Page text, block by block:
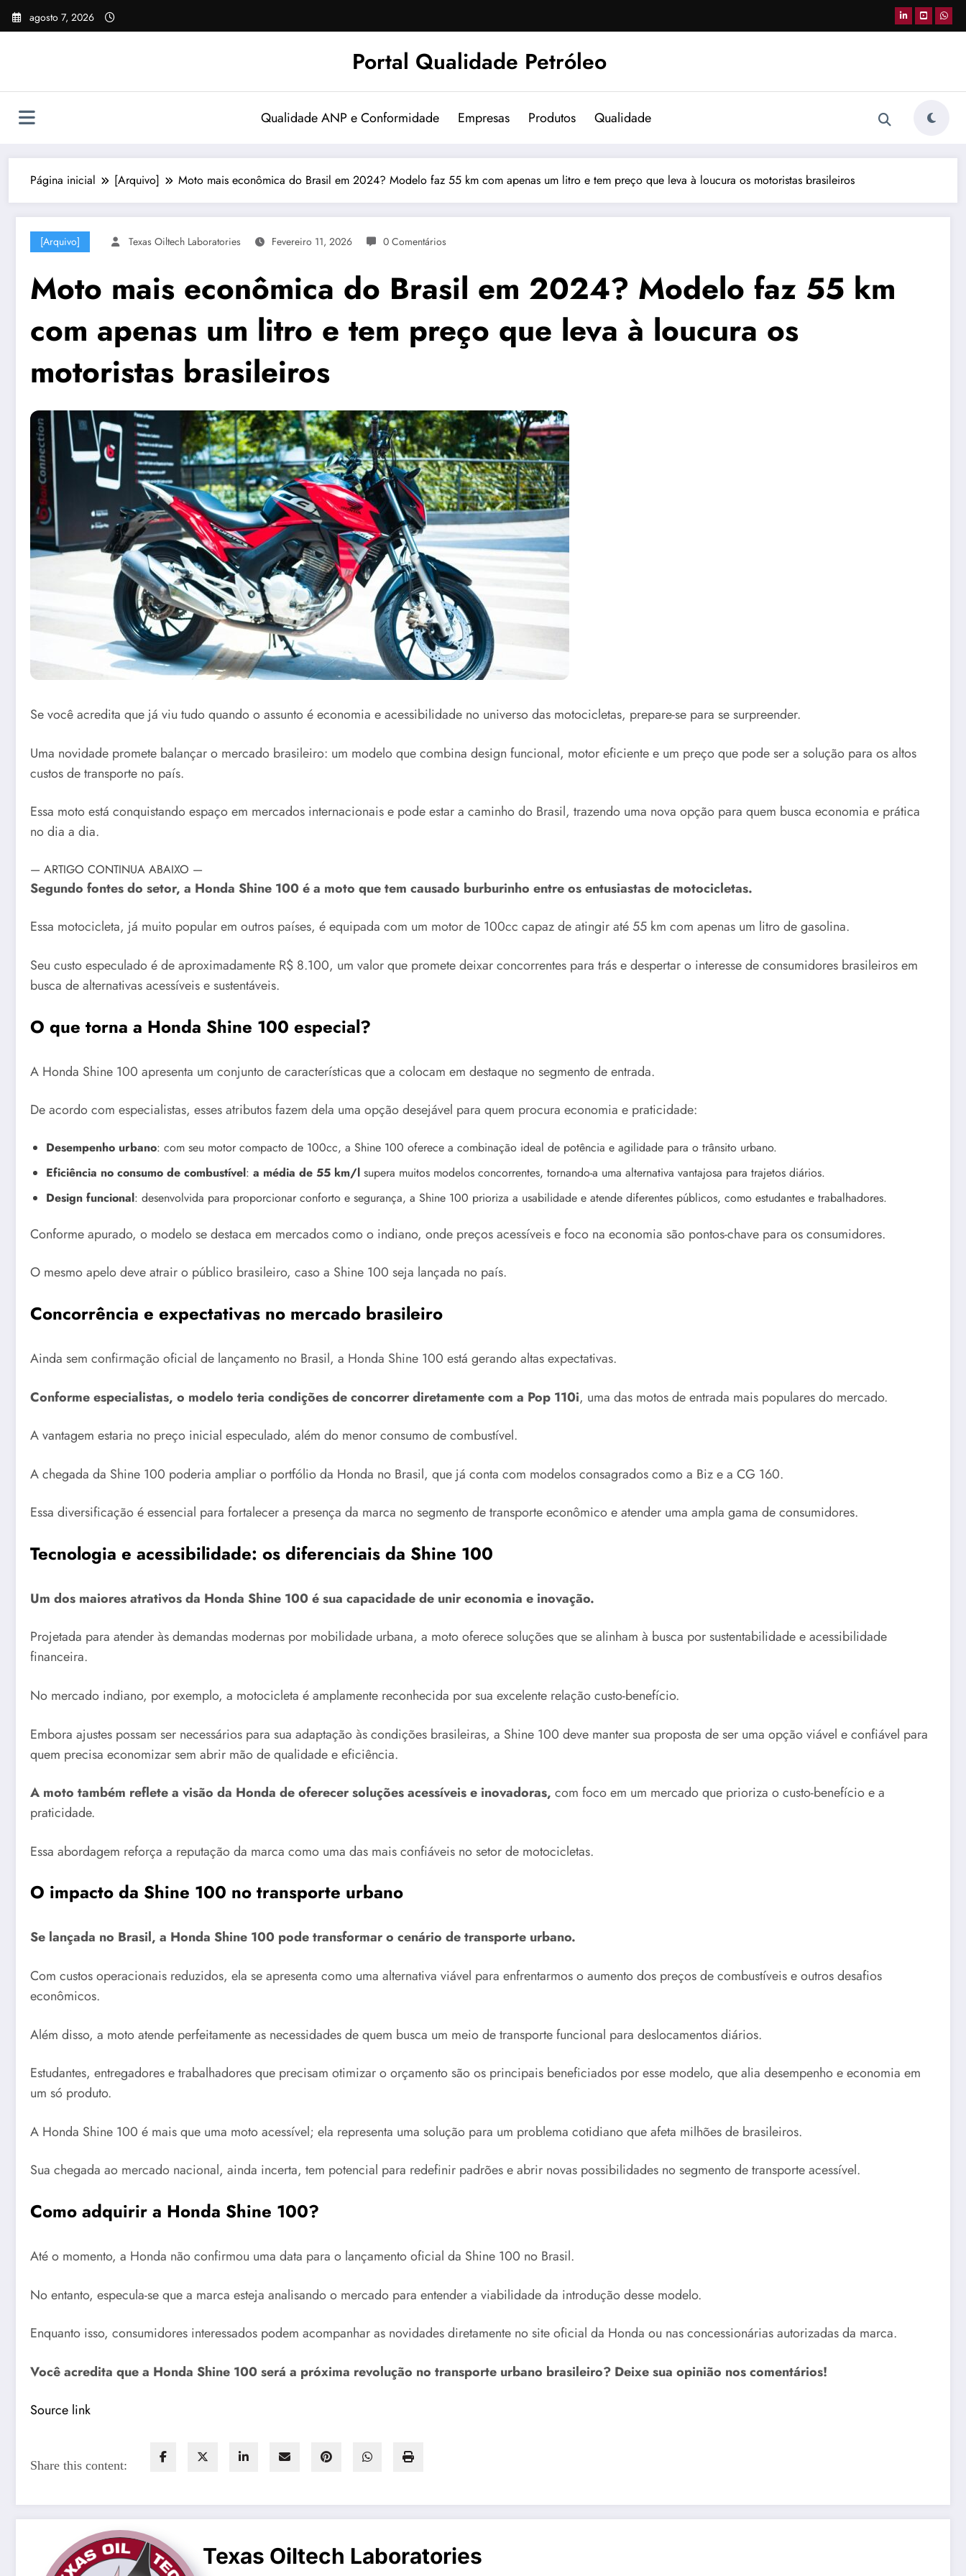
Pular
para
agosto 7, 2026
Portal Qualidade Petróleo
Qualidade ANP e Conformidade Empresas Produtos Qualidade
Página inicial [Arquivo] Moto mais econômica do Brasil em 2024? Modelo faz 55 km com apenas um litro e tem preço que leva à loucura os motoristas brasileiros
[Arquivo] Texas Oiltech Laboratories Fevereiro 11, 2026 0 Comentários
Moto mais econômica do Brasil em 2024? Modelo faz 55 km
com apenas um litro e tem preço que leva à loucura os
motoristas brasileiros
Se você acredita que já viu tudo quando o assunto é economia e acessibilidade no universo das motocicletas, prepare-se para se surpreender.
Uma novidade promete balançar o mercado brasileiro: um modelo que combina design funcional, motor eficiente e um preço que pode ser a solução para os altos
custos de transporte no país.
Essa moto está conquistando espaço em mercados internacionais e pode estar a caminho do Brasil, trazendo uma nova opção para quem busca economia e prática
no dia a dia.
— ARTIGO CONTINUA ABAIXO —
Segundo fontes do setor, a Honda Shine 100 é a moto que tem causado burburinho entre os entusiastas de motocicletas.
Essa motocicleta, já muito popular em outros países, é equipada com um motor de 100cc capaz de atingir até 55 km com apenas um litro de gasolina.
Seu custo especulado é de aproximadamente R$ 8.100, um valor que promete deixar concorrentes para trás e despertar o interesse de consumidores brasileiros em
busca de alternativas acessíveis e sustentáveis.
O que torna a Honda Shine 100 especial?
A Honda Shine 100 apresenta um conjunto de características que a colocam em destaque no segmento de entrada.
De acordo com especialistas, esses atributos fazem dela uma opção desejável para quem procura economia e praticidade:
Desempenho urbano: com seu motor compacto de 100cc, a Shine 100 oferece a combinação ideal de potência e agilidade para o trânsito urbano.
Eficiência no consumo de combustível: a média de 55 km/l supera muitos modelos concorrentes, tornando-a uma alternativa vantajosa para trajetos diários.
Design funcional: desenvolvida para proporcionar conforto e segurança, a Shine 100 prioriza a usabilidade e atende diferentes públicos, como estudantes e trabalhadores.
Conforme apurado, o modelo se destaca em mercados como o indiano, onde preços acessíveis e foco na economia são pontos-chave para os consumidores.
O mesmo apelo deve atrair o público brasileiro, caso a Shine 100 seja lançada no país.
Concorrência e expectativas no mercado brasileiro
Ainda sem confirmação oficial de lançamento no Brasil, a Honda Shine 100 está gerando altas expectativas.
Conforme especialistas, o modelo teria condições de concorrer diretamente com a Pop 110i, uma das motos de entrada mais populares do mercado.
A vantagem estaria no preço inicial especulado, além do menor consumo de combustível.
A chegada da Shine 100 poderia ampliar o portfólio da Honda no Brasil, que já conta com modelos consagrados como a Biz e a CG 160.
Essa diversificação é essencial para fortalecer a presença da marca no segmento de transporte econômico e atender uma ampla gama de consumidores.
Tecnologia e acessibilidade: os diferenciais da Shine 100
Um dos maiores atrativos da Honda Shine 100 é sua capacidade de unir economia e inovação.
Projetada para atender às demandas modernas por mobilidade urbana, a moto oferece soluções que se alinham à busca por sustentabilidade e acessibilidade
financeira.
No mercado indiano, por exemplo, a motocicleta é amplamente reconhecida por sua excelente relação custo-benefício.
Embora ajustes possam ser necessários para sua adaptação às condições brasileiras, a Shine 100 deve manter sua proposta de ser uma opção viável e confiável para
quem precisa economizar sem abrir mão de qualidade e eficiência.
A moto também reflete a visão da Honda de oferecer soluções acessíveis e inovadoras, com foco em um mercado que prioriza o custo-benefício e a
praticidade.
Essa abordagem reforça a reputação da marca como uma das mais confiáveis no setor de motocicletas.
O impacto da Shine 100 no transporte urbano
Se lançada no Brasil, a Honda Shine 100 pode transformar o cenário de transporte urbano.
Com custos operacionais reduzidos, ela se apresenta como uma alternativa viável para enfrentarmos o aumento dos preços de combustíveis e outros desafios
econômicos.
Além disso, a moto atende perfeitamente as necessidades de quem busca um meio de transporte funcional para deslocamentos diários.
Estudantes, entregadores e trabalhadores que precisam otimizar o orçamento são os principais beneficiados por esse modelo, que alia desempenho e economia em
um só produto.
A Honda Shine 100 é mais que uma moto acessível; ela representa uma solução para um problema cotidiano que afeta milhões de brasileiros.
Sua chegada ao mercado nacional, ainda incerta, tem potencial para redefinir padrões e abrir novas possibilidades no segmento de transporte acessível.
Como adquirir a Honda Shine 100?
Até o momento, a Honda não confirmou uma data para o lançamento oficial da Shine 100 no Brasil.
No entanto, especula-se que a marca esteja analisando o mercado para entender a viabilidade da introdução desse modelo.
Enquanto isso, consumidores interessados podem acompanhar as novidades diretamente no site oficial da Honda ou nas concessionárias autorizadas da marca.
Você acredita que a Honda Shine 100 será a próxima revolução no transporte urbano brasileiro? Deixe sua opinião nos comentários!
Source link
Share this content:
Texas Oiltech Laboratories